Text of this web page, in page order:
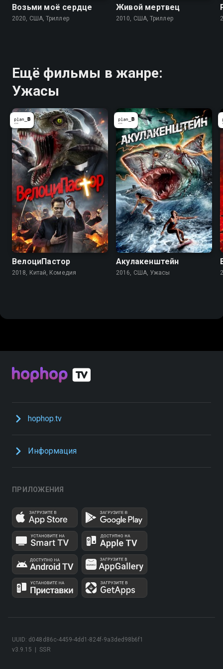
Возьми моё сердце
2020, США, Триллер
Живой мертвец
2010, США, Триллер
Ещё фильмы в жанре:
Ужасы
ВелоциПастор
2018, Китай, Комедия
Акулакенштейн
2016, США, Ужасы
hophop.tv
Информация
ПРИЛОЖЕНИЯ
v3.9.15 SSR
UUID: d048d86c-4459-4dd1-824f-9a3ded98b6f1